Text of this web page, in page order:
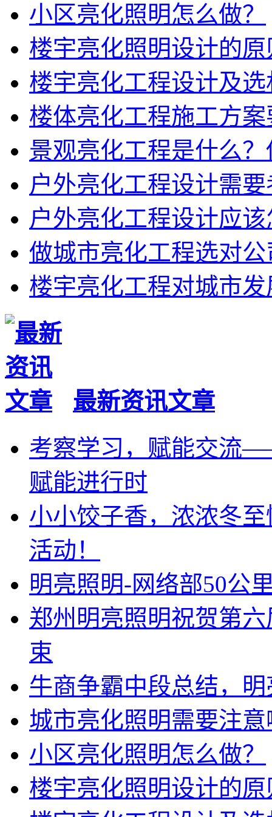
小区亮化照明怎么做？
楼宇亮化照明设计的
楼宇亮化工程设计及选
楼体亮化工程施工方
景观亮化工程是什么
户外亮化工程设计需
户外亮化工程设计应
做城市亮化工程选对
楼宇亮化工程对城市
最新资讯文章
考察学习，赋能交流
赋能进行时
小小饺子香，浓浓冬
活动！
明亮照明-网络部50公
郑州明亮照明祝贺第
束
牛商争霸中段总结，
城市亮化照明需要注意
小区亮化照明怎么做？
楼宇亮化照明设计的